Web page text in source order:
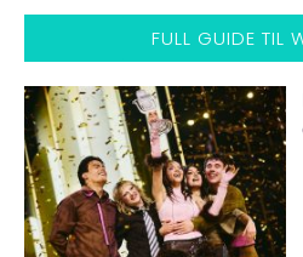
FULL GUIDE TIL